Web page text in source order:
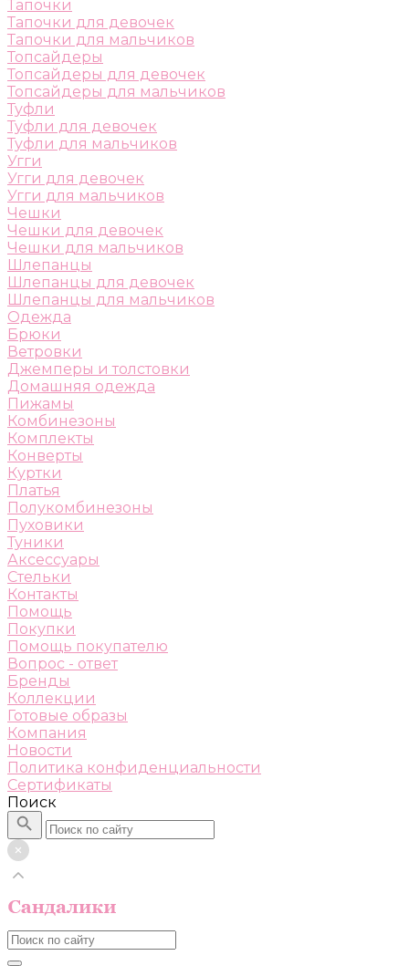
Тапочки
Тапочки для девочек
Тапочки для мальчиков
Топсайдеры
Топсайдеры для девочек
Топсайдеры для мальчиков
Туфли
Туфли для девочек
Туфли для мальчиков
Угги
Угги для девочек
Угги для мальчиков
Чешки
Чешки для девочек
Чешки для мальчиков
Шлепанцы
Шлепанцы для девочек
Шлепанцы для мальчиков
Одежда
Брюки
Ветровки
Джемперы и толстовки
Домашняя одежда
Пижамы
Комбинезоны
Комплекты
Конверты
Куртки
Платья
Полукомбинезоны
Пуховики
Туники
Аксессуары
Стельки
Контакты
Помощь
Покупки
Помощь покупателю
Вопрос - ответ
Бренды
Коллекции
Готовые образы
Компания
Новости
Политика конфиденциальности
Сертификаты
Поиск